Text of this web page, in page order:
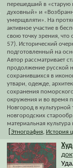
перешедший в «старую
духовный» и
умерщвляти». На
активное участие в
свою точку зрения,
57). Исторический
подготовленный на
Автор рассматривает
продолжение русской
сохранившихся в
утвари, одежде,
сохранения
окружения и во время
Новгород в культурной
новгородских
материальная
Этнография История